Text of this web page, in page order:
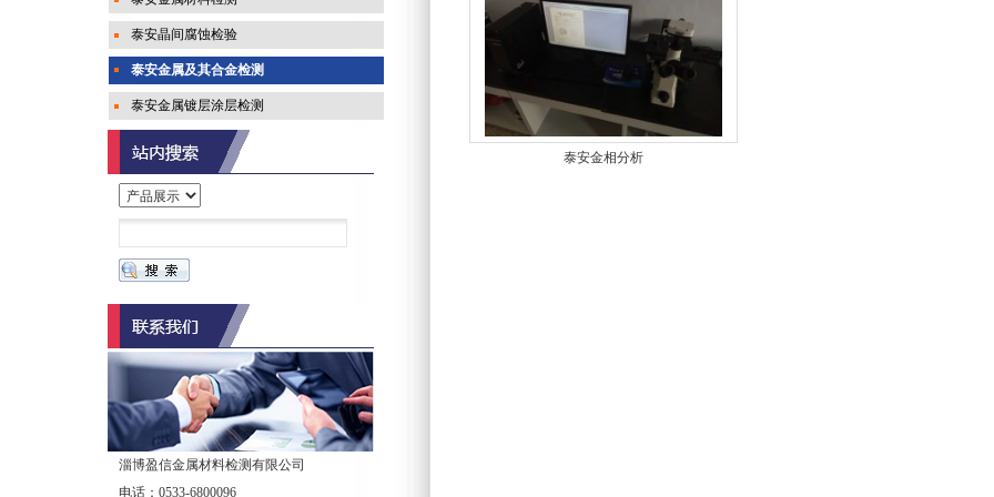
泰安晶间腐蚀检验
泰安金属及其合金检测
泰安金属镀层涂层检测
淄博盈信金属材料检测有限公司
电话：0533-6800096
泰安金相分析